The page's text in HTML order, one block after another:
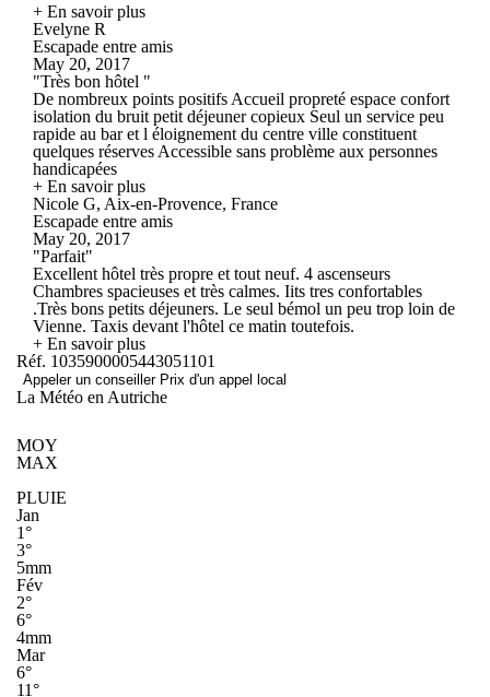
+ En savoir plus
Evelyne R
Escapade entre amis
May 20, 2017
"Très bon hôtel "
De nombreux points positifs Accueil propreté espace confort
isolation du bruit petit déjeuner copieux Seul un service peu
rapide au bar et l éloignement du centre ville constituent
quelques réserves Accessible sans problème aux personnes
handicapées
+ En savoir plus
Nicole G, Aix-en-Provence, France
Escapade entre amis
May 20, 2017
"Parfait"
Excellent hôtel très propre et tout neuf. 4 ascenseurs
Chambres spacieuses et très calmes. Iits tres confortables
.Très bons petits déjeuners. Le seul bémol un peu trop loin de
Vienne. Taxis devant l'hôtel ce matin toutefois.
+ En savoir plus
Réf. 1035900005443051101
Appeler un conseiller Prix d'un appel local
La Météo en Autriche
MOY
MAX
PLUIE
Jan
1°
3°
5mm
Fév
2°
6°
4mm
Mar
6°
11°